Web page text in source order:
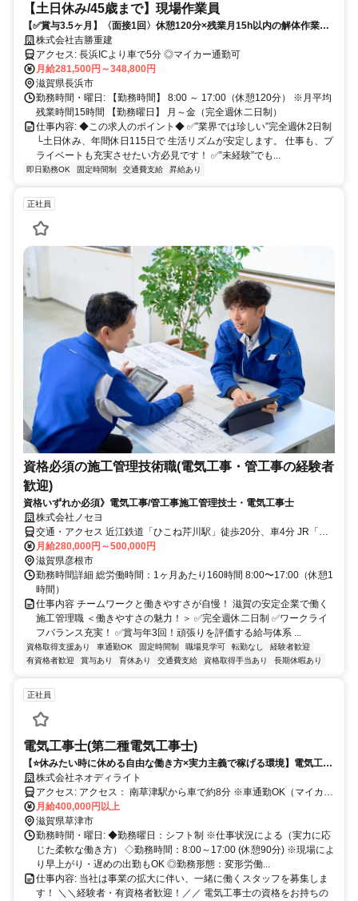
【土日休み/45歳まで】現場作業員
【✅賞与3.5ヶ月】〈面接1回〉休憩120分×残業月15h以内の解体作業員
／1年目から未経験で年収420万✨
株式会社吉勝重建
アクセス: 長浜ICより車で5分 ◎マイカー通勤可
月給281,500円～348,800円
滋賀県長浜市
勤務時間・曜日: 【勤務時間】 8:00 ～ 17:00（休憩120分） ※月平均
残業時間15時間 【勤務曜日】 月～金（完全週休二日制）
仕事内容: ◆この求人のポイント◆ ✅”業界では珍しい”完全週休2日制
└土日休み、年間休日115日で 生活リズムが安定します。 仕事も、プ
ライベートも充実させたい方必見です！ ✅”未経験”でも...
即日勤務OK 固定時間制 交通費支給 昇給あり
正社員
資格必須の施工管理技術職(電気工事・管工事の経験者
歓迎)
資格いずれか必須》電気工事/管工事施工管理技士・電気工事士
株式会社ノセヨ
交通・アクセス 近江鉄道「ひこね芹川駅」徒歩20分、車4分 JR「彦
根駅」徒歩30分、車9分
月給280,000円～500,000円
滋賀県彦根市
勤務時間詳細 総労働時間：1ヶ月あたり160時間 8:00〜17:00（休憩1
時間）
仕事内容 チームワークと働きやすさが自慢！ 滋賀の安定企業で働く
施工管理職 ＜働きやすさの魅力！＞ ✅完全週休二日制 ✅ワークライ
フバランス充実！ ✅賞与年3回！頑張りを評価する給与体系 ...
資格取得支援あり 車通勤OK 固定時間制 職場見学可 転勤なし
経験者歓迎
有資格者歓迎
賞与あり 育休あり 交通費支給 資格取得手当あり 長期休暇あり
正社員
電気工事士(第二種電気工事士)
【⭐休みたい時に休める自由な働き方×実力主義で稼げる環境】電気工事
士の資格をお持ちの方、元個人事業主や一人親方を歓迎いたします！！
株式会社ネオディライト
アクセス: アクセス： 南草津駅から車で約8分 ※車通勤OK（マイカー
通勤OK）、バイク通勤OK ※直行直帰OK ※転勤なし
月給400,000円以上
滋賀県草津市
勤務時間・曜日: ◆勤務曜日：シフト制 ※仕事状況による（実力に応
じた柔軟な働き方） ◇勤務時間：8:00～17:00 (休憩90分) ※現場によ
り早上がり・遅めの出勤もOK ◎勤務形態：変形労働...
仕事内容: 当社は事業の拡大に伴い、一緒に働くスタッフを募集しま
す！ ＼＼経験者・有資格者歓迎！／／ 電気工事士の資格をお持ちの